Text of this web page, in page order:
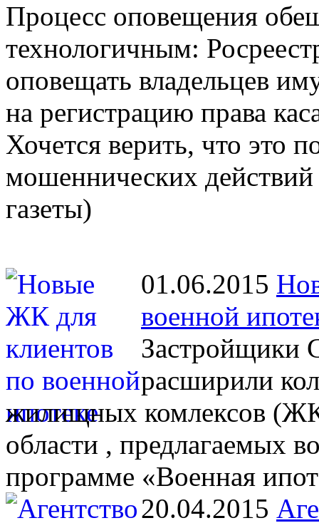
Процесс оповещения
технологичным:
оповещать владельцев
на регистрацию права
Хочется верить, что это
мошеннических
газеты)
01.06.2015
военной
Застройщики
расширили
жилищных комлексов
области , предлагаемых
программе «Военная
20.04.2015